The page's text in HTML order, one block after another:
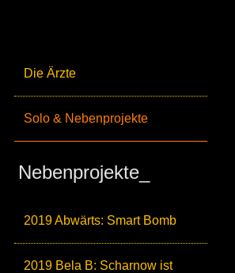
Die Ärzte
Solo & Nebenprojekte
Nebenprojekte_
2019 Abwärts: Smart Bomb
2019 Bela B: Scharnow ist